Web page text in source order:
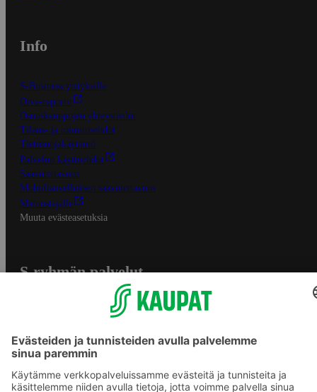
Info
S-Business yrityksille
Oiva-raportit
Osuuskauppojen yhteystiedot
Tilaus- ja toimitusehdot
Tietosuojakäytäntö
Palvelun käyttöehdot
Saavutettavuus
Mobiilisovelluksen saavutettavuus
Mainostajalle
Muuta evästeasetuksia
S-ryhmän palvelut
Yhteishyvä Ruoka -sovellus
S-ostoslista -sovellus
Prisma.fi